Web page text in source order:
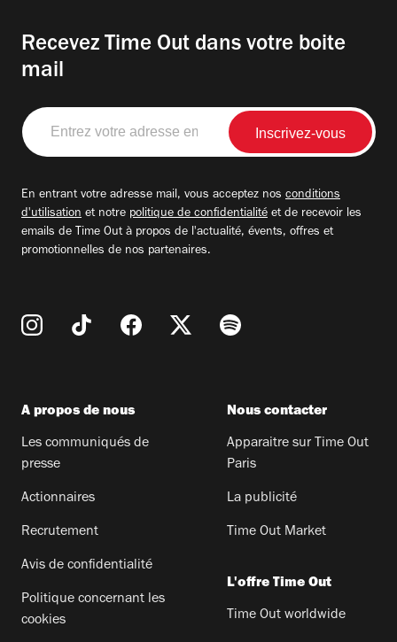
Recevez Time Out dans votre boite
mail
Entrez
votre
adresse
En entrant votre adresse mail, vous acceptez nos conditions
d'utilisation et notre politique de confidentialité et de recevoir les
emails de Time Out à propos de l'actualité, évents, offres et
promotionnelles de nos partenaires.
A propos de nous
Les communiqués de
presse
Actionnaires
Recrutement
Avis de confidentialité
Politique concernant les
cookies
Nous contacter
Apparaitre sur Time Out
Paris
La publicité
Time Out Market
L'offre Time Out
Time Out worldwide